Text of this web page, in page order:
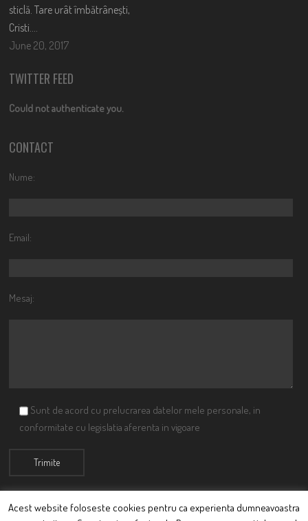
sticlă. Tare urât îmbătrânești,
Cristi….
June 20, 2017
TWITTER FEED
Could not authenticate you.
CONTACT
Nume:
Email:
Mesaj:
Sunt de acord cu prelucrarea datelor mele personale, in
conformitate cu legislatia aferenta in vigoare
Acest website foloseste cookies pentru ca experienta dumneavoastra